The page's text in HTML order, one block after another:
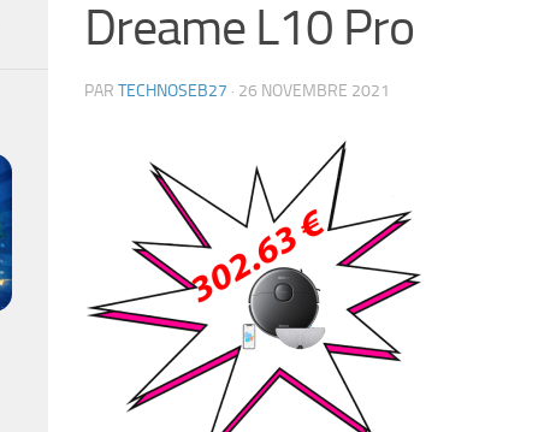
Dreame L10 Pro
PAR TECHNOSEB27 · 26 NOVEMBRE 2021